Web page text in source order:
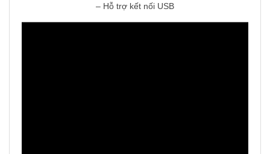
– Hỗ trợ kết nối USB